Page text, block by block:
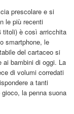
prescolare e si
le più recenti
titoli) è così arricchita
smartphone, le
del cartaceo si
bambini di oggi. La
di volumi corredati
a tanti
la penna suona